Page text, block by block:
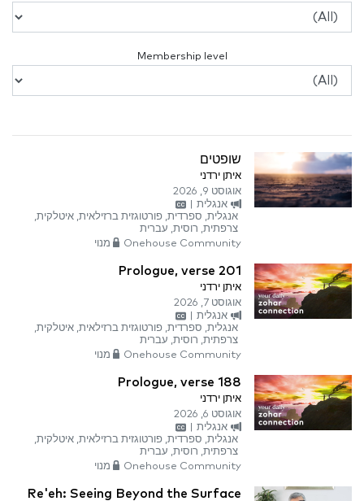
Membership level
שופטים
איתן ירדני
אוגוסט 9, 2026
אנגלית
אנגלית, ספרדית, פורטוגזית ברזילאית, איטלקית,
צרפתית, רוסית, עברית
Onehouse Community מנוי
Prologue, verse 201
איתן ירדני
אוגוסט 7, 2026
אנגלית
אנגלית, ספרדית, פורטוגזית ברזילאית, איטלקית,
צרפתית, רוסית, עברית
Onehouse Community מנוי
Prologue, verse 188
איתן ירדני
אוגוסט 6, 2026
אנגלית
אנגלית, ספרדית, פורטוגזית ברזילאית, איטלקית,
צרפתית, רוסית, עברית
Onehouse Community מנוי
Re'eh: Seeing Beyond the Surface